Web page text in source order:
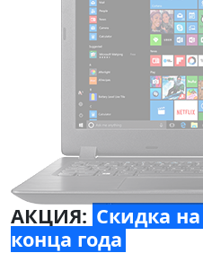
АКЦИЯ: Скидка
конца года